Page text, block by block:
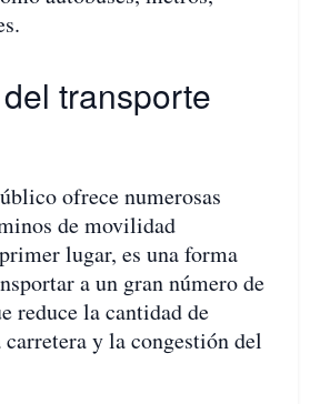
transporte
ofrece numerosas
de movilidad
lugar, es una forma
a un gran número de
reduce la cantidad de
y la congestión del